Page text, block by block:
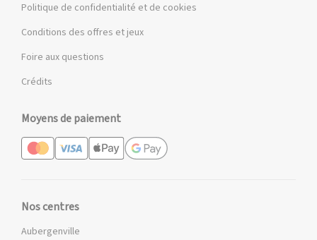
Politique de confidentialité et de cookies
Conditions des offres et jeux
Foire aux questions
Crédits
Moyens de paiement
Nos centres
Aubergenville